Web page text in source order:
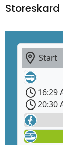
Storeskard
Start
16:29
20:30